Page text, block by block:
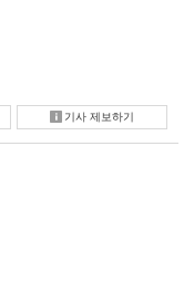
기사 제보하기